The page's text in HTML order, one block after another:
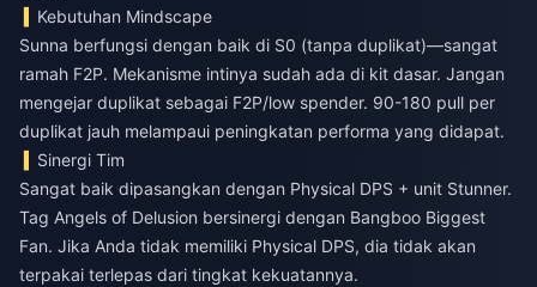
Kebutuhan Mindscape
Sunna berfungsi dengan baik di S0 (tanpa duplikat)—sangat
ramah F2P. Mekanisme intinya sudah ada di kit dasar. Jangan
mengejar duplikat sebagai F2P/low spender. 90-180 pull per
duplikat jauh melampaui peningkatan performa yang didapat.
Sinergi Tim
Sangat baik dipasangkan dengan Physical DPS + unit Stunner.
Tag Angels of Delusion bersinergi dengan Bangboo Biggest
Fan. Jika Anda tidak memiliki Physical DPS, dia tidak akan
terpakai terlepas dari tingkat kekuatannya.